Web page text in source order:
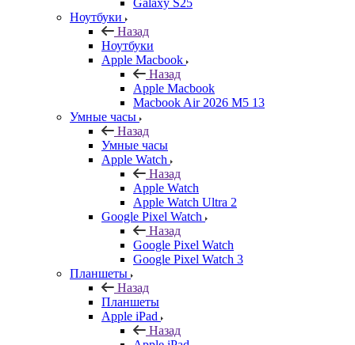
Galaxy S25
Ноутбуки
Назад
Ноутбуки
Apple Macbook
Назад
Apple Macbook
Macbook Air 2026 M5 13
Умные часы
Назад
Умные часы
Apple Watch
Назад
Apple Watch
Apple Watch Ultra 2
Google Pixel Watch
Назад
Google Pixel Watch
Google Pixel Watch 3
Планшеты
Назад
Планшеты
Apple iPad
Назад